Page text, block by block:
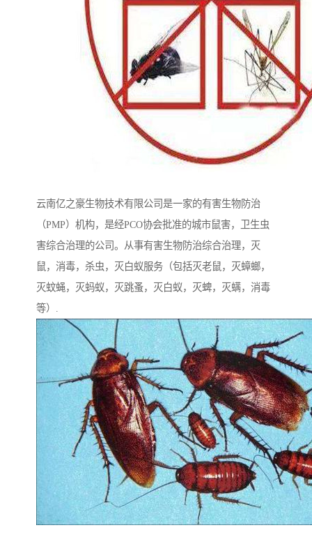
云南亿之豪生物技术有限公司是一家的有害生物防治
（PMP）机构，是经PCO协会批准的城市鼠害，卫生虫
害综合治理的公司。从事有害生物防治综合治理，灭
鼠，消毒，杀虫，灭白蚁服务（包括灭老鼠，灭蟑螂，
灭蚊蝇，灭蚂蚁，灭跳蚤，灭白蚁，灭蜱，灭螨，消毒
等）.